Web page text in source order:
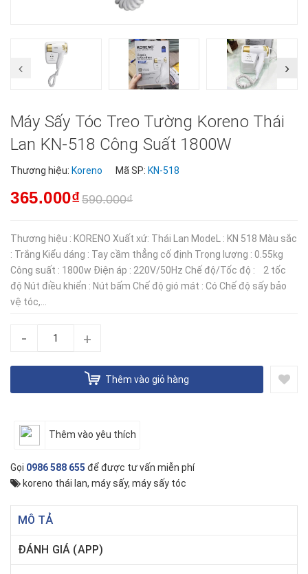
Máy Sấy Tóc Treo Tường Koreno Thái
Lan KN-518 Công Suất 1800W
Thương hiệu: Koreno Mã SP: KN-518
365.000₫590.000₫
Thương hiệu : KORENO Xuất xứ: Thái Lan ModeL : KN 518 Màu sắc
: Trắng Kiểu dáng : Tay cầm thẳng cố định Trọng lượng : 0.55kg
Công suất : 1800w Điện áp : 220V/50Hz Chế độ/Tốc độ : 2 tốc
độ Nút điều khiển : Nút bấm Chế độ gió mát : Có Chế độ sấy bảo
vệ tóc,...
- +
Thêm vào giỏ hàng
Thêm vào yêu thích
Gọi 0986 588 655 để được tư vấn miễn phí
koreno thái lan, máy sấy, máy sấy tóc
MÔ TẢ
ĐÁNH GIÁ (APP)